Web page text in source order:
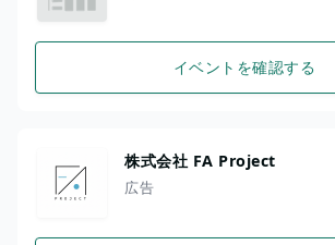
イベントを確認する
株式会社 FA Project
広告